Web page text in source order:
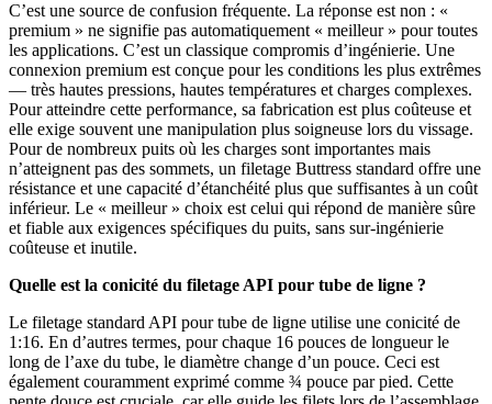
C’est une source de confusion fréquente. La réponse est non : «
premium » ne signifie pas automatiquement « meilleur » pour toutes
les applications. C’est un classique compromis d’ingénierie. Une
connexion premium est conçue pour les conditions les plus extrêmes
— très hautes pressions, hautes températures et charges complexes.
Pour atteindre cette performance, sa fabrication est plus coûteuse et
elle exige souvent une manipulation plus soigneuse lors du vissage.
Pour de nombreux puits où les charges sont importantes mais
n’atteignent pas des sommets, un filetage Buttress standard offre une
résistance et une capacité d’étanchéité plus que suffisantes à un coût
inférieur. Le « meilleur » choix est celui qui répond de manière sûre
et fiable aux exigences spécifiques du puits, sans sur-ingénierie
coûteuse et inutile.
Quelle est la conicité du filetage API pour tube de ligne ?
Le filetage standard API pour tube de ligne utilise une conicité de
1:16. En d’autres termes, pour chaque 16 pouces de longueur le
long de l’axe du tube, le diamètre change d’un pouce. Ceci est
également couramment exprimé comme ¾ pouce par pied. Cette